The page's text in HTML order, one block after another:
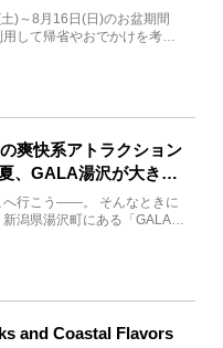
)～8月16日(日)のお盆期間
して帰省やおでかけを考え
爽快系アトラクション
、GALA湯沢が大きく
へ行こう――。 そんなときに
潟県湯沢町にある「GALA湯
and Coastal Flavors